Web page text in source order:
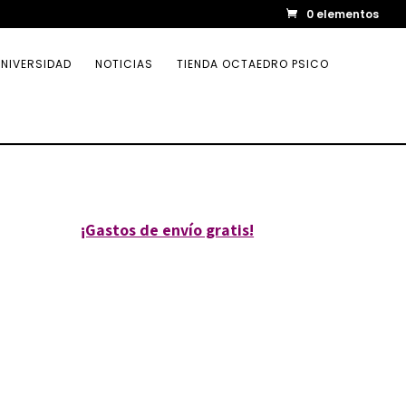
0 elementos
NOTICIAS TIENDA OCTAEDRO PSICO
¡Gastos de envío gratis!